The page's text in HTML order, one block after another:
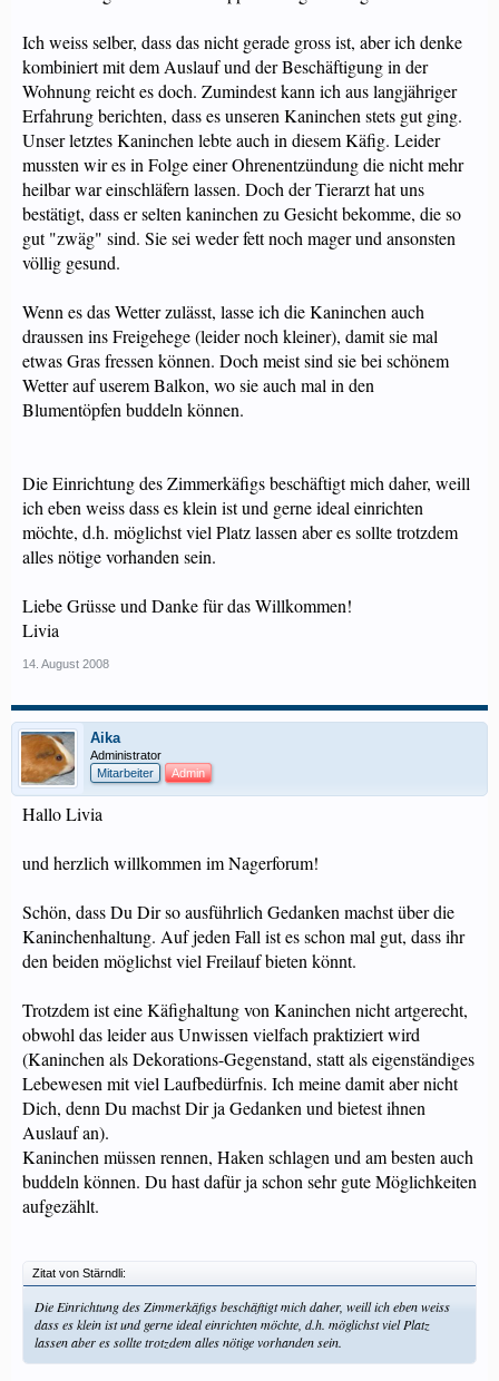
Ich weiss selber, dass das nicht gerade gross ist, aber ich denke
kombiniert mit dem Auslauf und der Beschäftigung in der
Wohnung reicht es doch. Zumindest kann ich aus langjähriger
Erfahrung berichten, dass es unseren Kaninchen stets gut ging.
Unser letztes Kaninchen lebte auch in diesem Käfig. Leider
mussten wir es in Folge einer Ohrenentzündung die nicht mehr
heilbar war einschläfern lassen. Doch der Tierarzt hat uns
bestätigt, dass er selten kaninchen zu Gesicht bekomme, die so
gut "zwäg" sind. Sie sei weder fett noch mager und ansonsten
völlig gesund.
Wenn es das Wetter zulässt, lasse ich die Kaninchen auch
draussen ins Freigehege (leider noch kleiner), damit sie mal
etwas Gras fressen können. Doch meist sind sie bei schönem
Wetter auf userem Balkon, wo sie auch mal in den
Blumentöpfen buddeln können.
Die Einrichtung des Zimmerkäfigs beschäftigt mich daher, weill
ich eben weiss dass es klein ist und gerne ideal einrichten
möchte, d.h. möglichst viel Platz lassen aber es sollte trotzdem
alles nötige vorhanden sein.
Liebe Grüsse und Danke für das Willkommen!
Livia
14. August 2008
Aika
Administrator
Mitarbeiter
Admin
Hallo Livia
und herzlich willkommen im Nagerforum!
Schön, dass Du Dir so ausführlich Gedanken machst über die
Kaninchenhaltung. Auf jeden Fall ist es schon mal gut, dass ihr
den beiden möglichst viel Freilauf bieten könnt.
Trotzdem ist eine Käfighaltung von Kaninchen nicht artgerecht,
obwohl das leider aus Unwissen vielfach praktiziert wird
(Kaninchen als Dekorations-Gegenstand, statt als eigenständiges
Lebewesen mit viel Laufbedürfnis. Ich meine damit aber nicht
Dich, denn Du machst Dir ja Gedanken und bietest ihnen
Auslauf an).
Kaninchen müssen rennen, Haken schlagen und am besten auch
buddeln können. Du hast dafür ja schon sehr gute Möglichkeiten
aufgezählt.
Zitat von Stärndli:
Die Einrichtung des Zimmerkäfigs beschäftigt mich daher, weill ich eben weiss
dass es klein ist und gerne ideal einrichten möchte, d.h. möglichst viel Platz
lassen aber es sollte trotzdem alles nötige vorhanden sein.